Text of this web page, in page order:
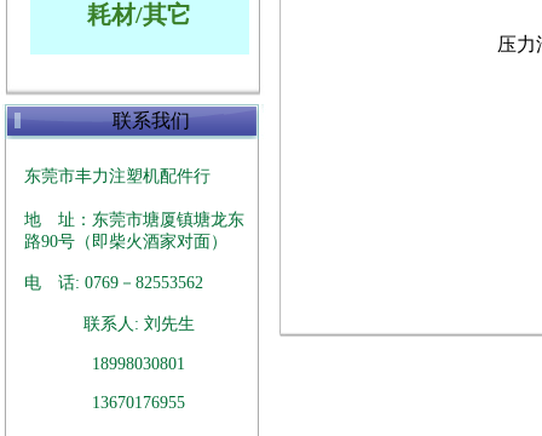
耗材/其它
联系我们
东莞市丰力注塑机配件行
地 址：东莞市塘厦镇塘龙东
路90号（即柴火酒家对面）
电 话: 0769－82553562
联系人: 刘先生
18998030801
13670176955
压力